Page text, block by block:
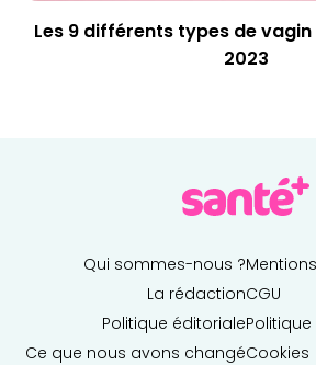
Les 9 différents types de
2023
Qui sommes-nous ?
La rédaction
Politique éditoriale
Ce que nous avons changé
CGU
Cookies